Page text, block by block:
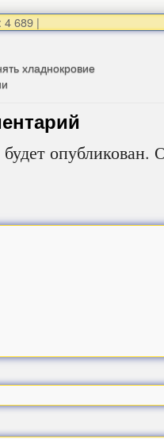
4 689 |
хладнокровие
опубликован.